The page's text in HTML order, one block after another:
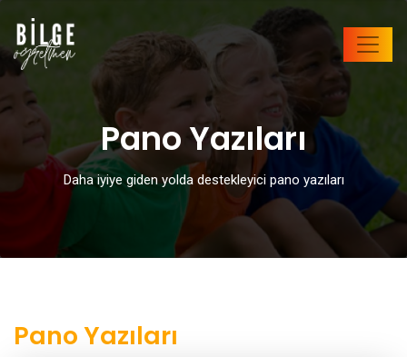
Pano Yazıları
Daha iyiye giden yolda destekleyici pano yazıları
Pano Yazıları